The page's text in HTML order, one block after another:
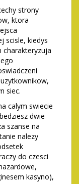
strony
ktora
scisle, kiedys
charakteryzuja
siec.
calym swiecie
dwie
szanse na
nalezy
do czesci
kasyno),